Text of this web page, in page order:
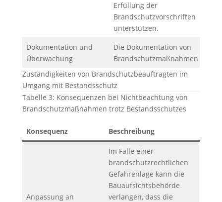
Erfüllung der
Brandschutzvorschriften
unterstützen.
Dokumentation und
Überwachung
Die Dokumentation von
Brandschutzmaßnahmen
Zuständigkeiten von Brandschutzbeauftragten im
Umgang mit Bestandsschutz
Tabelle 3: Konsequenzen bei Nichtbeachtung von
Brandschutzmaßnahmen trotz Bestandsschutzes
Konsequenz Beschreibung
Anpassung an
Im Falle einer
brandschutzrechtlichen
Gefahrenlage kann die
Bauaufsichtsbehörde
verlangen, dass die